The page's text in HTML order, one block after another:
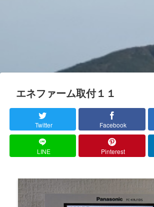
エネファーム取付１１
Twitter Facebook
LINE Pinterest